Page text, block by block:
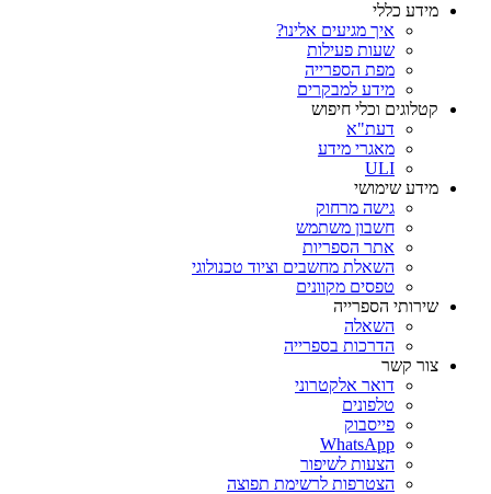
מידע כללי
איך מגיעים אלינו?
שעות פעילות
מפת הספרייה
מידע למבקרים
קטלוגים וכלי חיפוש
דעת"א
מאגרי מידע
ULI
מידע שימושי
גישה מרחוק
חשבון משתמש
אתר הספריות
השאלת מחשבים וציוד טכנולוגי
טפסים מקוונים
שירותי הספרייה
השאלה
הדרכות בספרייה
צור קשר
דואר אלקטרוני
טלפונים
פייסבוק
WhatsApp
הצעות לשיפור
הצטרפות לרשימת תפוצה